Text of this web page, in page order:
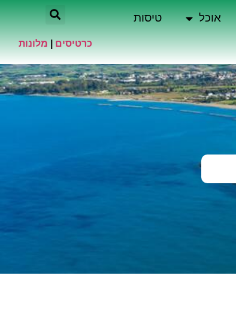
אוכל טיסות
כרטיסים מלונות